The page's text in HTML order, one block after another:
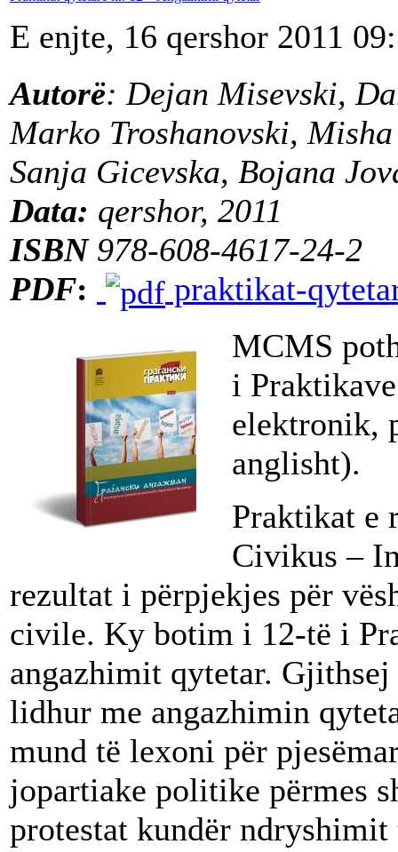
E enjte, 16 qershor 2011
Autorë: Dejan Misevski,
Marko Troshanovski,
Sanja Gicevska, Bojana
Data: qershor, 2011
ISBN978-608-4617-24-2
PDF:
praktikat-
MCMS
i
elektronik,
anglisht).
Praktikat e
Civikus –
rezultat i përpjekjes për
civile. Ky botim i 12-të i
angazhimit qytetar. Gjithsej
lidhur me angazhimin
mund të lexoni për
jopartiake politike përmes
protestat kundër